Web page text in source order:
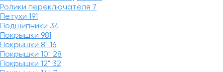
Ролики переключателя 7
Петухи 191
Подшипники 34
Покрышки 981
Покрышки 8" 16
Покрышки 10" 28
Покрышки 12" 32